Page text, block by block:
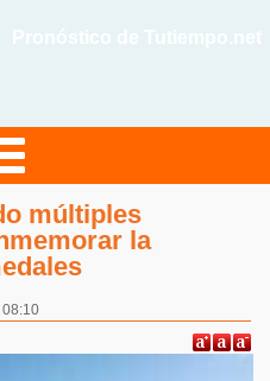
múltiples
la